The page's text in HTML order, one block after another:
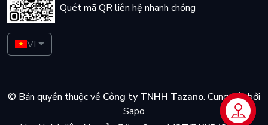
Quét mã QR liên hệ nhanh chóng
VI
© Bản quyền thuộc về Công ty TNHH Tazano. Cung cấp bởi
Sapo
Liên hệ